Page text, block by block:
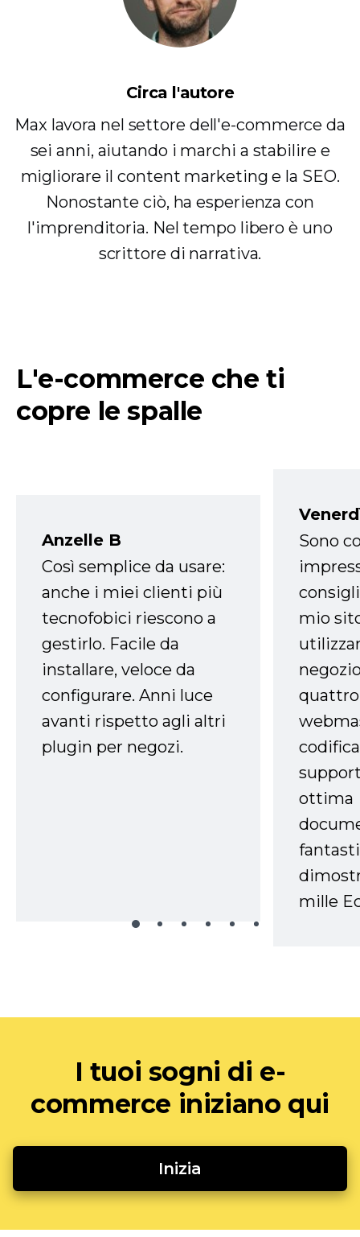
Circa l'autore
Max lavora nel settore dell'e-commerce da
sei anni, aiutando i marchi a stabilire e
migliorare il content marketing e la SEO.
Nonostante ciò, ha esperienza con
l'imprenditoria. Nel tempo libero è uno
scrittore di narrativa.
L'e-commerce che ti
copre le spalle
Anzelle B
Così semplice da usare:
anche i miei clienti più
tecnofobici riescono a
gestirlo. Facile da
installare, veloce da
configurare. Anni luce
avanti rispetto agli altri
plugin per negozi.
Sono
mio
ottima
mille
I tuoi sogni di e-
commerce iniziano qui
Inizia